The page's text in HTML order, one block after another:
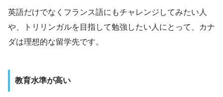
英語だけでなくフランス語にもチャレンジしてみたい人
や、トリリンガルを目指して勉強したい人にとって、カナ
ダは理想的な留学先です。
教育水準が高い